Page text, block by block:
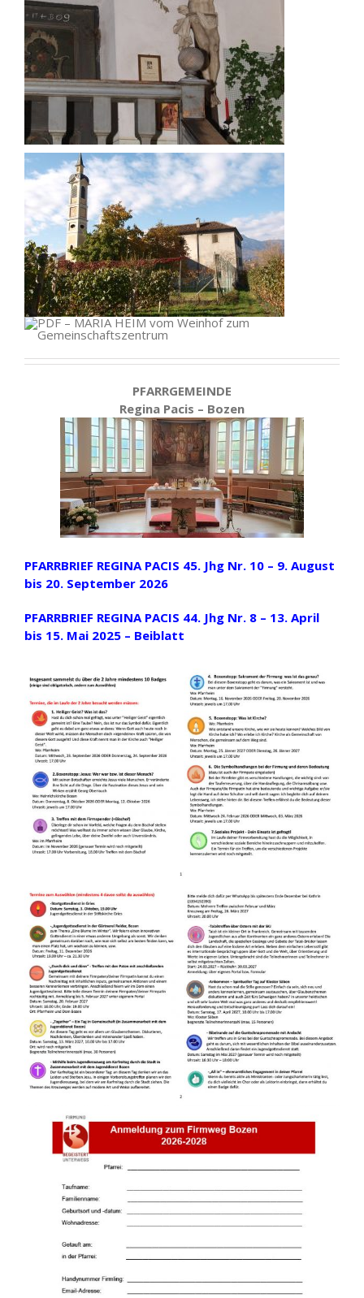
PFARRGEMEINDE
Regina Pacis – Bozen
PFARRBRIEF REGINA PACIS 45. Jhg Nr. 10 – 9. August
bis 20. September 2026
PFARRBRIEF REGINA PACIS 44. Jhg Nr. 8 – 13. April
bis 15. Mai 2025 – Beiblatt